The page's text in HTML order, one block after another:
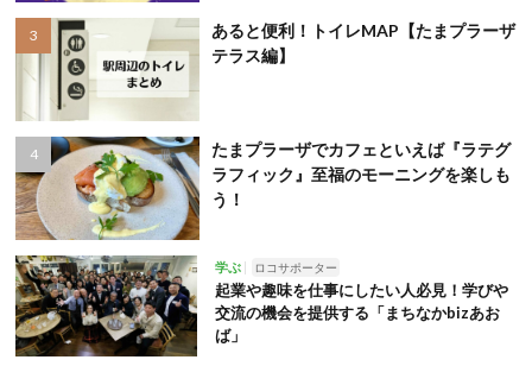
あると便利！トイレMAP【たまプラーザ
テラス編】
たまプラーザでカフェといえば『ラテグ
ラフィック』至福のモーニングを楽しも
う！
学ぶ ロコサポーター
起業や趣味を仕事にしたい人必見！学びや
交流の機会を提供する「まちなかbizあお
ば」